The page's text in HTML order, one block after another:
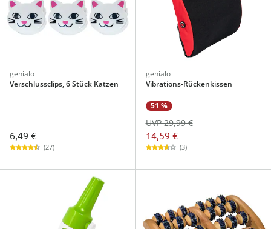
genialo
Verschlussclips, 6 Stück Katzen
6,49 €
(27)
genialo
Vibrations-Rückenkissen
51 %
14,59 €
UVP 29,99 €
(3)